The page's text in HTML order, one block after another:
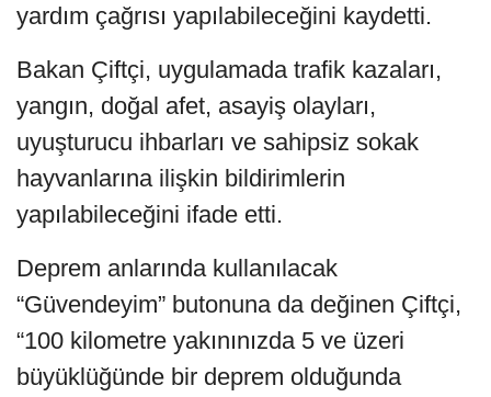
yardım çağrısı yapılabileceğini kaydetti.
Bakan Çiftçi, uygulamada trafik kazaları,
yangın, doğal afet, asayiş olayları,
uyuşturucu ihbarları ve sahipsiz sokak
hayvanlarına ilişkin bildirimlerin
yapılabileceğini ifade etti.
Deprem anlarında kullanılacak
“Güvendeyim” butonuna da değinen Çiftçi,
“100 kilometre yakınınızda 5 ve üzeri
büyüklüğünde bir deprem olduğunda